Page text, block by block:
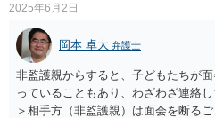
2025年6月2日
岡本 卓大 弁護士
非監護親からすると、子どもたちが
っていることもあり、わざわざ連絡
＞相手方（非監護親）は面会を断る